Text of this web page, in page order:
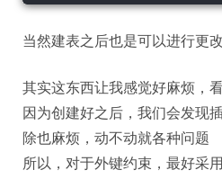
当然建表之后也是可以进行更改
其实这东西让我感觉好麻烦，看
因为创建好之后，我们会发现
除也麻烦，动不动就各种问题
所以，对于外键约束，最好采用